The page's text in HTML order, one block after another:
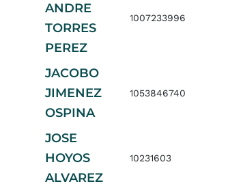
ANDRE
TORRES
PEREZ
1007233996
JACOBO
JIMENEZ
OSPINA
1053846740
JOSE
HOYOS
ALVAREZ
10231603